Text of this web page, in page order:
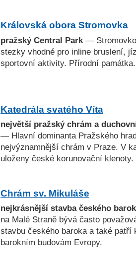
Královská obora Stromovka
pražský Central Park —
stezky vhodné pro inline bruslení,
sportovní aktivity. Přírodní památka.
Katedrála svatého Víta
největší pražský chrám a
— Hlavní dominanta Pražského
nejvýznamnější chrám v Praze. V
uloženy české korunovační klenoty.
Chrám sv. Mikuláše
nejkrásnější stavba českého
na Malé Straně bývá často
stavbu českého baroka a také patří
barokním budovám Evropy.